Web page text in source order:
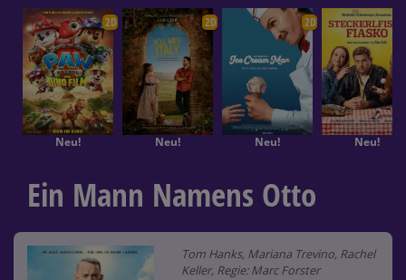
2D
Neu!
2D
Neu!
2D
Neu! Neu!
Ein Mann Namens Otto
Tom Hanks, Mariana Trevino, Rachel
Keller, Regie: Marc Forster